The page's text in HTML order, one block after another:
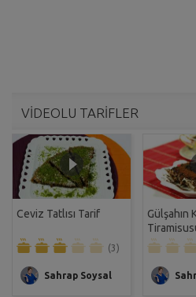
VİDEOLU TARİFLER
Ceviz Tatlısı Tarif
(3)
Sahrap Soysal
Gülşahın